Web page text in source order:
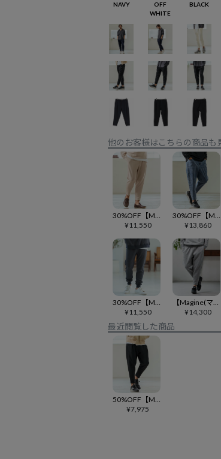
NAVY
OFF
WHITE
BLACK
他のお客様はこちらの商品も
¥11,550
¥13,860
¥11,550
¥14,300
最近閲覧した商品
¥7,975